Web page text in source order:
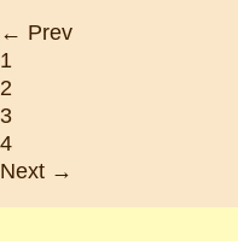
← Prev
1
2
3
4
Next →